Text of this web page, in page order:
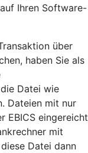
Ihren Software-
über
haben Sie als
Datei wie
Dateien mit nur
EBICS eingereicht
mit
Datei dann